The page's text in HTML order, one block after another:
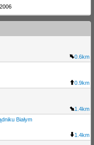
0.6km
0.9km
1.4km
Białym
1.4km